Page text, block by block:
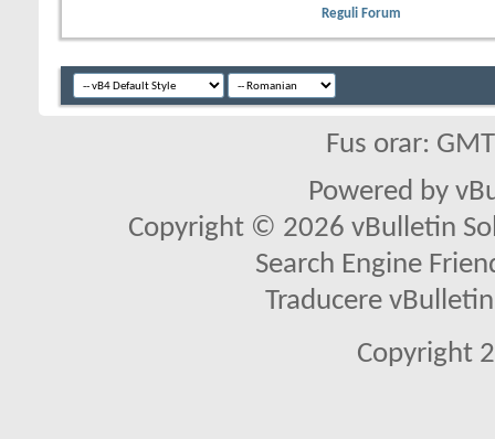
Reguli Forum
Fus orar:
Powered by
Copyright © 2026 vBulletin
Search Engine
Traducere
Copyright